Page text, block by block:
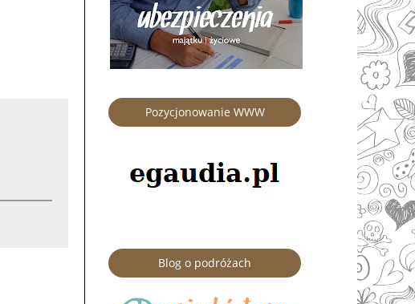
Pozycjonowanie WWW
Blog o podróżach